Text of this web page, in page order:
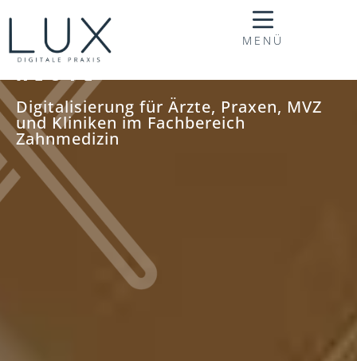
MENÜ
DIGITALE ZAHNMEDIZIN
HEUTE
Digitalisierung für Ärzte, Praxen, MVZ
und Kliniken im Fachbereich
Zahnmedizin